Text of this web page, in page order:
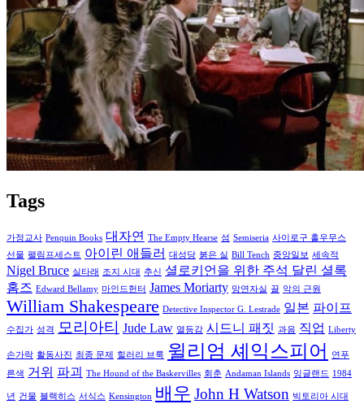
Tags
가정교사 Penquin Books 대자연 The Empty Hearse 섬 Semiseria 사이로구 홀우무스
선물 팰림프세스트 아이린 애들러 대성당 붉은 실 Bill Tench 중앙일보 세속적
Nigel Bruce 실타래 조지 시대 추신
셜로키언을 위한 주석 달린 셜록
홈즈 Edward Bellamy 마인드헌터 James Moriarty 망연자실 끌 악의 근원
William Shakespeare Detective Inspector G. Lestrade 일본 파이프
수집가 성격 모리아티 Jude Law 열등감 시드니 패짓 과음 직업 Liberty
손가락 활동사진 최종 문제 힐러리 브룩 윌리엄 셰익스피어 연푸
른색 거위 파괴 The Hound of the Baskervilles 회춘 Andaman Islands 잉글랜드 1984
년 건물 블랙히스 서식스 Kensington 배우 John H Watson 빅토리아 시대